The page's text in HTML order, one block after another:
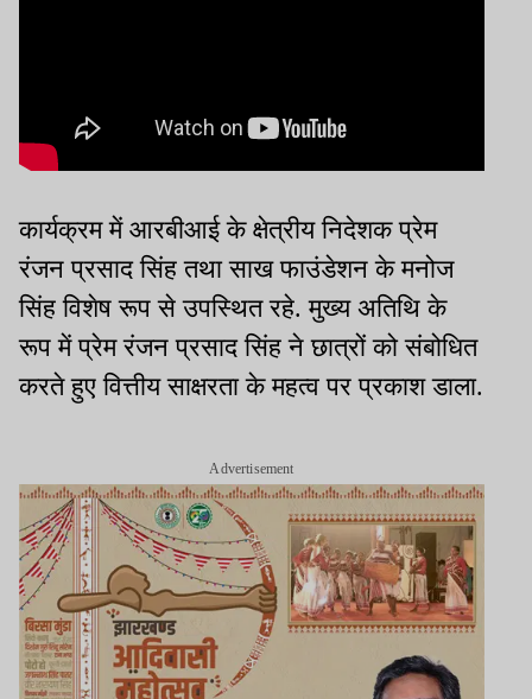
कार्यक्रम में आरबीआई के क्षेत्रीय निदेशक प्रेम
रंजन प्रसाद सिंह तथा साख फाउंडेशन के मनोज
सिंह विशेष रूप से उपस्थित रहे. मुख्य अतिथि के
रूप में प्रेम रंजन प्रसाद सिंह ने छात्रों को संबोधित
करते हुए वित्तीय साक्षरता के महत्व पर प्रकाश डाला.
Advertisement